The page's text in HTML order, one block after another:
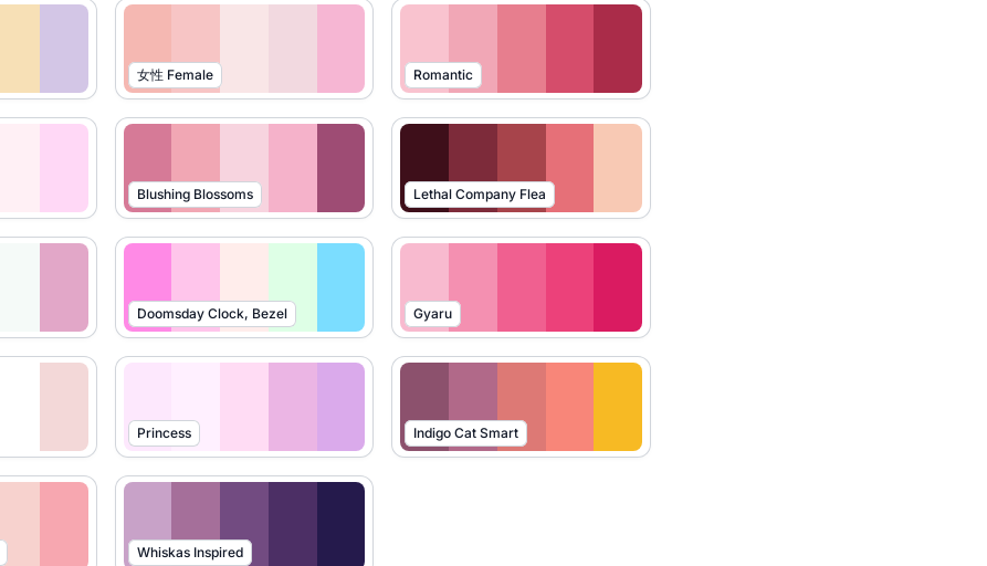
女性 Female Romantic
Blushing Blossoms Lethal Company Flea
Doomsday Clock, Bezel Gyaru
Princess Indigo Cat Smart
Whiskas Inspired